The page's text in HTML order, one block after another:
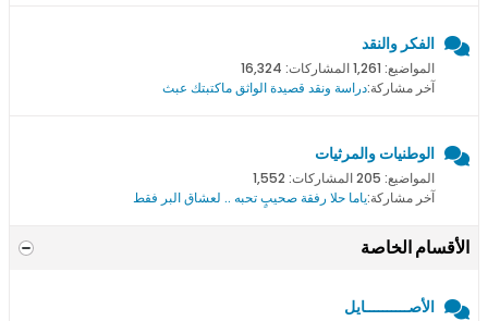
الفكر والنقد
المواضيع: 1,261 المشاركات: 16,324
آخر مشاركة:دراسة ونقد قصيدة الواثق ماكتبتك عبث
الوطنيات والمرثيات
المواضيع: 205 المشاركات: 1,552
آخر مشاركة:ياما حلا رفقة صحيبٍ تحبه .. لعشاق البر فقط
الأقسام الخاصة
الأصــــــــــايل